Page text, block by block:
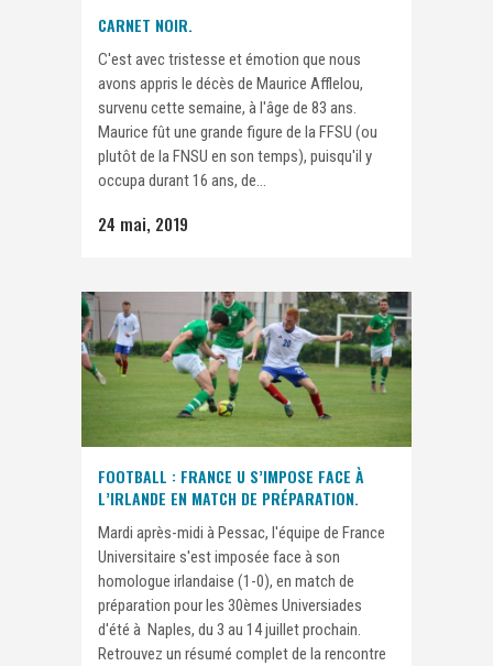
CARNET NOIR.
C'est avec tristesse et émotion que nous
avons appris le décès de Maurice Afflelou,
survenu cette semaine, à l'âge de 83 ans.
Maurice fût une grande figure de la FFSU (ou
plutôt de la FNSU en son temps), puisqu'il y
occupa durant 16 ans, de...
24 mai, 2019
FOOTBALL : FRANCE U S’IMPOSE FACE À
L’IRLANDE EN MATCH DE PRÉPARATION.
Mardi après-midi à Pessac, l'équipe de France
Universitaire s'est imposée face à son
homologue irlandaise (1-0), en match de
préparation pour les 30èmes Universiades
d'été à Naples, du 3 au 14 juillet prochain.
Retrouvez un résumé complet de la rencontre